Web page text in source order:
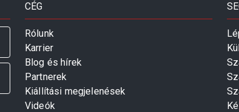
CÉG
Rólunk
Karrier
Blog és hírek
Partnerek
Kiállítási megjelenések
Videók